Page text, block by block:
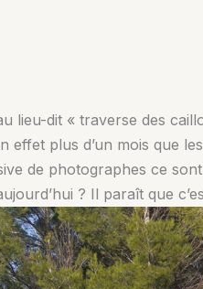
lieu-dit « traverse des
plus d’un mois que
de photographes ce
? Il paraît que